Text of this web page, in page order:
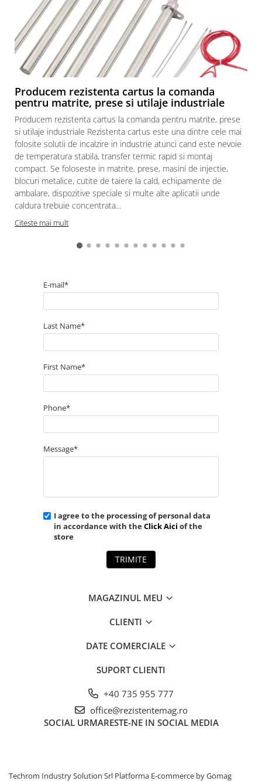
Producem rezistenta cartus la comanda
pentru matrite, prese si utilaje industriale
Producem rezistenta cartus la comanda pentru matrite, prese
si utilaje industriale Rezistenta cartus este una dintre cele mai
folosite solutii de incalzire in industrie atunci cand este nevoie
de temperatura stabila, transfer termic rapid si montaj
compact. Se foloseste in matrite, prese, masini de injectie,
blocuri metalice, cutite de taiere la cald, echipamente de
ambalare, dispozitive speciale si multe alte aplicatii unde
caldura trebuie concentrata...
Citeste mai mult
E-mail*
Last Name*
First Name*
Phone*
Message*
I agree to the processing of personal data
in accordance with theClick Aici of the
store
TRIMITE
MAGAZINUL MEU
CLIENTI
DATE COMERCIALE
SUPORT CLIENTI
+40 735 955 777
office@rezistentemag.ro
SOCIAL URMARESTE-NE IN SOCIAL MEDIA
Techrom Industry Solution Srl Platforma E-commerce by Gomag